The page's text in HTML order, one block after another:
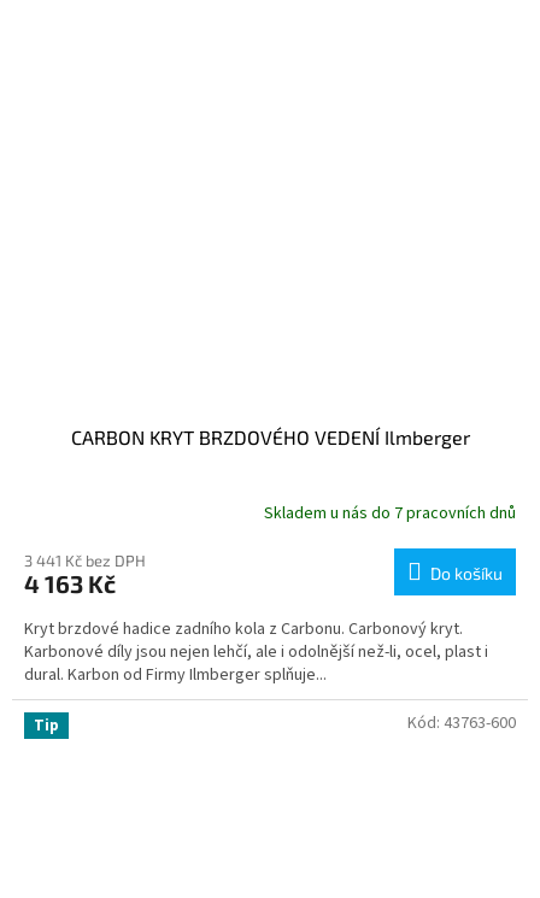
CARBON KRYT BRZDOVÉHO VEDENÍ Ilmberger
Skladem u nás do 7 pracovních dnů
3 441 Kč bez DPH
4 163 Kč Do košíku
Kryt brzdové hadice zadního kola z Carbonu. Carbonový kryt.
Karbonové díly jsou nejen lehčí, ale i odolnější než-li, ocel, plast i
dural. Karbon od Firmy Ilmberger splňuje...
Tip Kód: 43763-600